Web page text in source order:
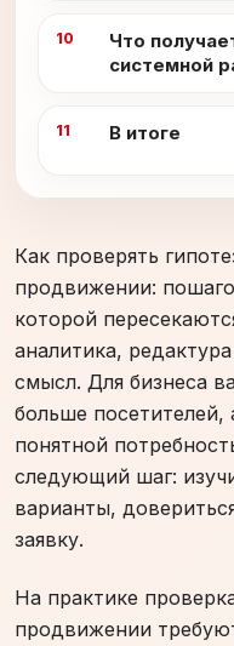
Что
системной
В итоге
Как проверять
продвижении:
которой
аналитика,
смысл. Для бизнеса
больше
понятной
следующий шаг:
варианты,
заявку.
На практике
продвижении